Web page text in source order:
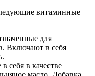
витаминные
для
Включают в себя
себя в качестве